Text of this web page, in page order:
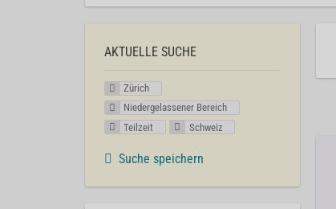
AKTUELLE SUCHE
Zürich
Niedergelassener Bereich
Teilzeit
Schweiz
Suche speichern